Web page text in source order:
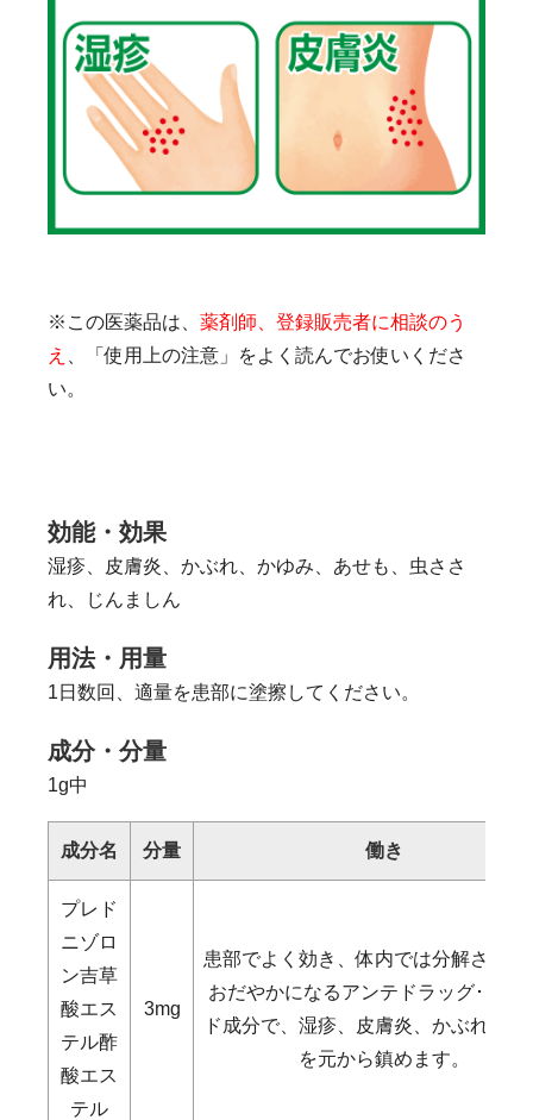
※この医薬品は、 薬剤師、登録販売者に相談のう
え
、「使用上の注意」をよく読んでお使いくださ
い。
効能・効果
湿疹、皮膚炎、かぶれ、かゆみ、あせも、虫ささ
れ、じんましん
用法・用量
1日数回、適量を患部に塗擦してください。
成分・分量
1g中
成分名 分量 働き
プレド
ニゾロ
ン吉草
酸エス
テル酢
酸エス
テル
3mg
患部でよく効き、体内では分解され作
おだやかになるアンテドラッグ･ステ
ド成分で、湿疹、皮膚炎、かぶれ等の
を元から鎮めます。